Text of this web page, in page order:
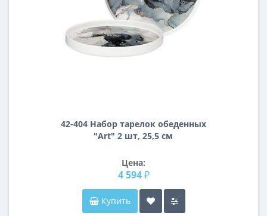
42-404 Набор тарелок обеденных
"Art" 2 шт, 25,5 см
Цена:
4 594 ₽
Купить